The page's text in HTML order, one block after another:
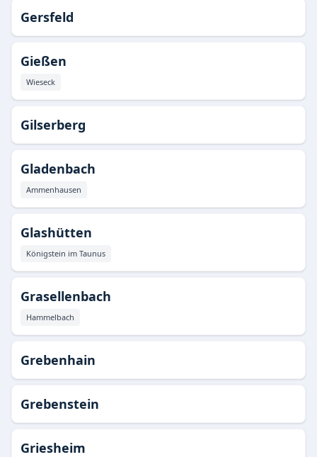
Gersfeld
Gießen
Wieseck
Gilserberg
Gladenbach
Ammenhausen
Glashütten
Königstein im Taunus
Grasellenbach
Hammelbach
Grebenhain
Grebenstein
Griesheim